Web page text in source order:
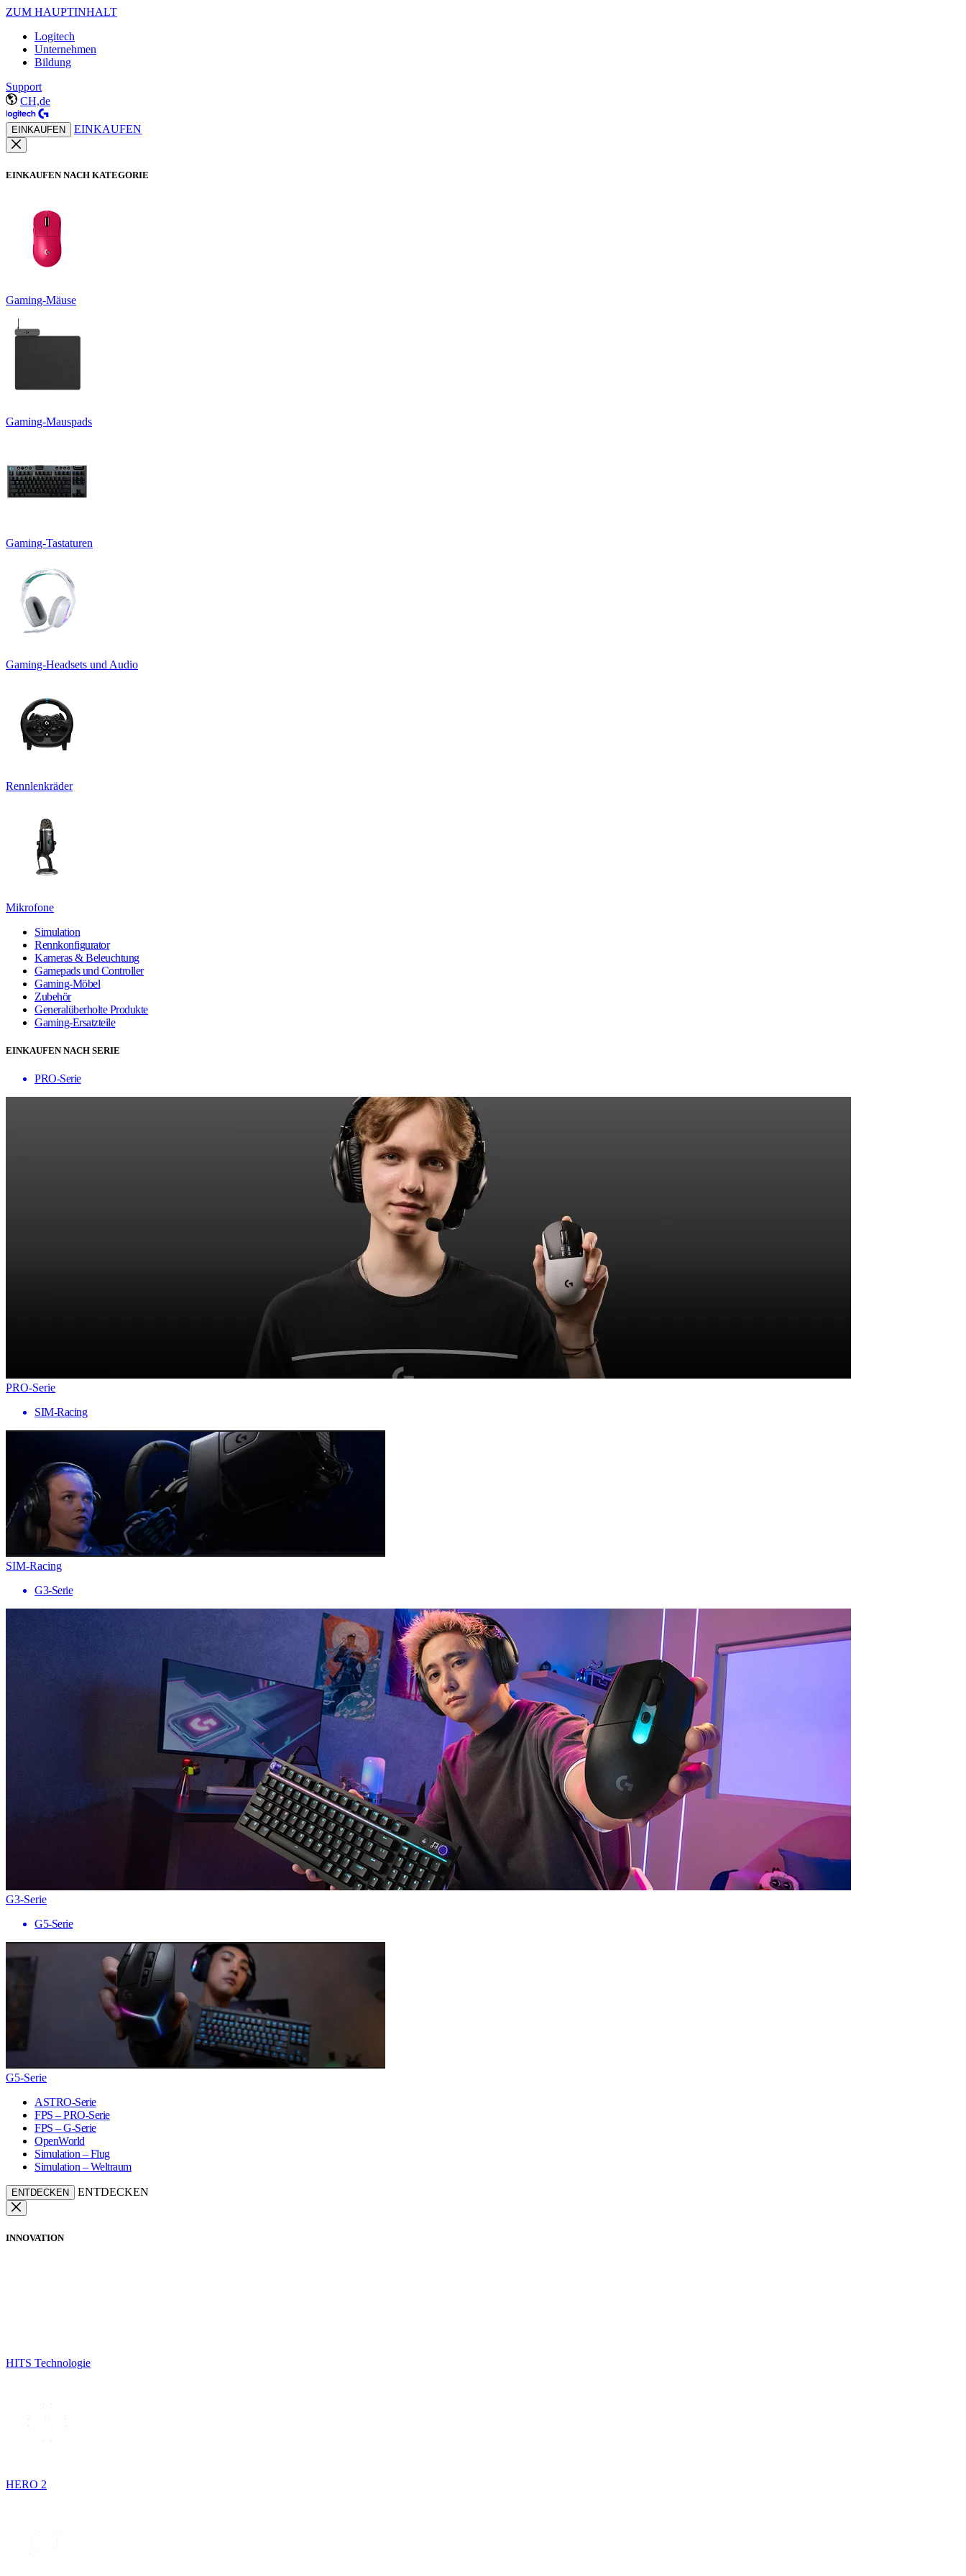
ZUM HAUPTINHALT
Logitech
Unternehmen
Bildung
Support
CH,de
EINKAUFEN EINKAUFEN
EINKAUFEN NACH KATEGORIE
Gaming-Mäuse
Gaming-Mauspads
Gaming-Tastaturen
Gaming-Headsets und Audio
Rennlenkräder
Mikrofone
Simulation
Rennkonfigurator
Kameras & Beleuchtung
Gamepads und Controller
Gaming-Möbel
Zubehör
Generalüberholte Produkte
Gaming-Ersatzteile
EINKAUFEN NACH SERIE
PRO-Serie
PRO-Serie
SIM-Racing
SIM-Racing
G3-Serie
G3-Serie
G5-Serie
G5-Serie
ASTRO-Serie
FPS – PRO-Serie
FPS – G-Serie
OpenWorld
Simulation – Flug
Simulation – Weltraum
ENTDECKEN ENTDECKEN
INNOVATION
HITS Technologie
HERO 2